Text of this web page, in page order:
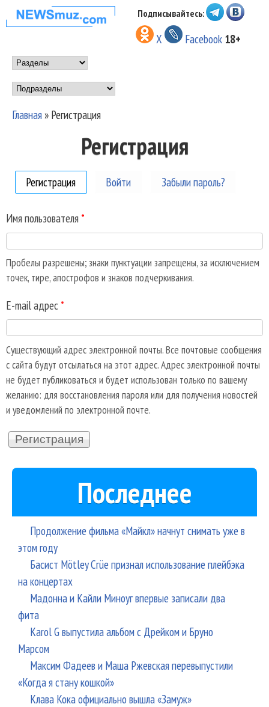
Перейти к основному
содержанию
НОВОСТИ
МУЗЫКИ И
ШОУ БИЗНЕСА
NEWSMUZ.COM
Подписывайтесь:
X Facebook 18+
Main menu
Подразделы
Главная» Регистрация
Регистрация
Регистрация (активная вкладка)
Войти Забыли пароль?
Имя пользователя *
Пробелы разрешены; знаки пунктуации запрещены, за исключением
точек, тире, апострофов и знаков подчеркивания.
E-mail адрес *
Существующий адрес электронной почты. Все почтовые сообщения
с сайта будут отсылаться на этот адрес. Адрес электронной почты
не будет публиковаться и будет использован только по вашему
желанию: для восстановления пароля или для получения новостей
и уведомлений по электронной почте.
Последнее
Продолжение фильма «Майкл» начнут снимать уже в
этом году
Басист Mötley Crüe признал использование плейбэка
на концертах
Мадонна и Кайли Миноуг впервые записали два
фита
Karol G выпустила альбом с Дрейком и Бруно
Марсом
Максим Фадеев и Маша Ржевская перевыпустили
«Когда я стану кошкой»
Клава Кока официально вышла «Замуж»